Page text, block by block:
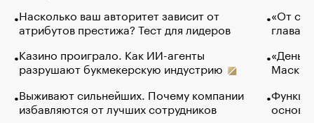
Насколько ваш авторитет зависит от
атрибутов престижа? Тест для лидеров
Казино проиграло. Как ИИ-агенты
разрушают букмекерскую индустрию
Выживают сильнейших. Почему компании
избавляются от лучших сотрудников
«От
глава
Маск в
основ